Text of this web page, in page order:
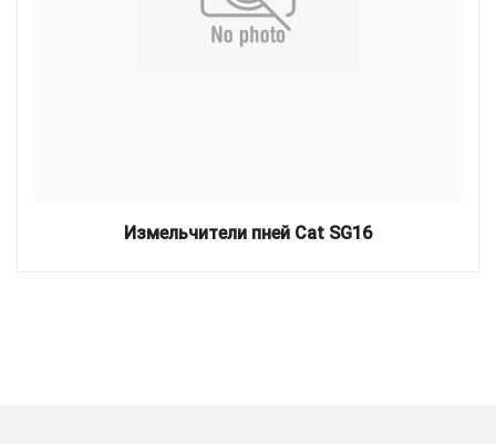
Измельчители пней Cat SG16